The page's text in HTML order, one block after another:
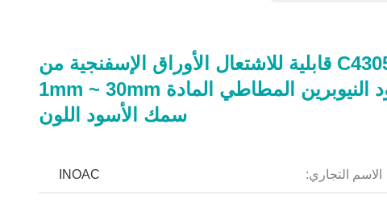
C4305 قابلية للاشتعال الأوراق الإسفنجية من
الرود النيوبرين المطاطي المادة 1mm ~ 30mm
سمك الأسود اللون
الاسم التجاري: INOAC